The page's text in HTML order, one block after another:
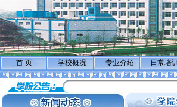
首 页 学校概况 专业介绍 日常培训